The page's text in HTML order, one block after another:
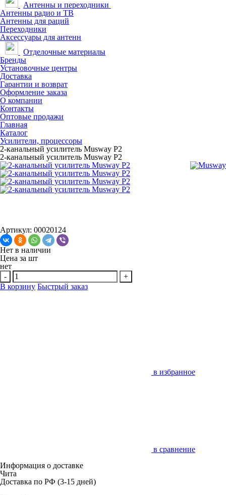
Антенны и переходники
Антенны радио и ТВ
Антенны для раций
Переходники
Аксессуары для антенн
Отделочные материалы
Бренды
Установочные центры
Доставка
Гарантии и возврат
Оформление заказа
О компании
Контакты
Оптовые продажи
Главная
Каталог
Усилители, процессоры
2-канальный усилитель Musway P2
2-канальный усилитель Musway P2
Артикул: 00020124
Нет в наличии
Цена за шт
нет
-
+
В корзину Быстрый заказ
в избранное
в сравнение
Информация о доставке
Чита
Доставка по РФ (3-15 дней)